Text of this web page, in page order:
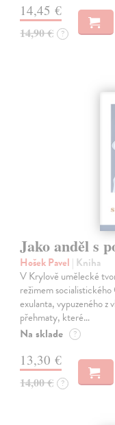
14,45 €
14,90 € ?
Jako anděl s
Hošek Pavel | Kniha
V Krylově umělecké
režimem
exulanta, vypuzeného z
přehmaty, které…
Na sklade ?
13,30 €
14,00 € ?